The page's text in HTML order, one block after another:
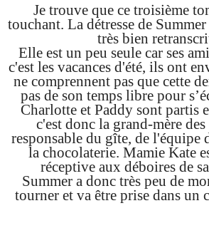
Je trouve que ce troisième
touchant. La détresse de
très bien
Elle est un peu seule car ses
c'est les vacances d'été, ils ont
ne comprennent pas que cette
pas de son temps libre pour
Charlotte et Paddy sont partis
c'est donc la grand-mère
responsable du gîte, de l'équipe
la chocolaterie. Mamie Kate
réceptive aux déboires de
Summer a donc très peu de
tourner et va être prise dans un